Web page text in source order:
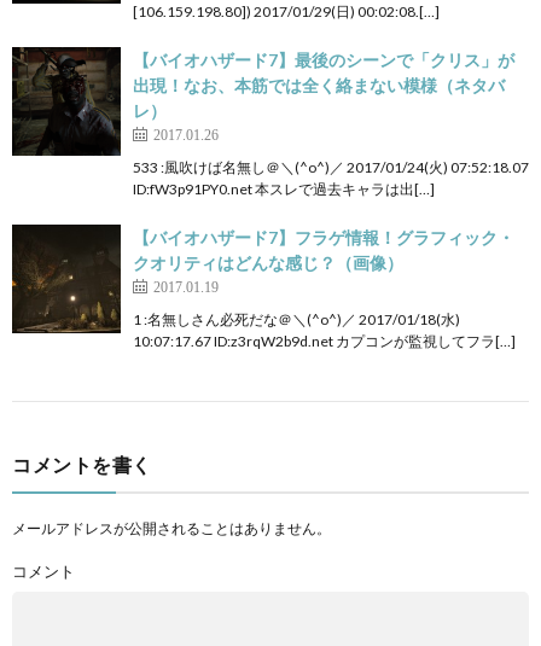
[106.159.198.80]) 2017/01/29(日) 00:02:08.[…]
【バイオハザード7】最後のシーンで「クリス」が
出現！なお、本筋では全く絡まない模様（ネタバ
レ）
2017.01.26
533 :風吹けば名無し＠＼(^o^)／ 2017/01/24(火) 07:52:18.07
ID:fW3p91PY0.net 本スレで過去キャラは出[…]
【バイオハザード7】フラゲ情報！グラフィック・
クオリティはどんな感じ？（画像）
2017.01.19
1 :名無しさん必死だな＠＼(^o^)／ 2017/01/18(水)
10:07:17.67 ID:z3rqW2b9d.net カプコンが監視してフラ[…]
コメントを書く
メールアドレスが公開されることはありません。
コメント